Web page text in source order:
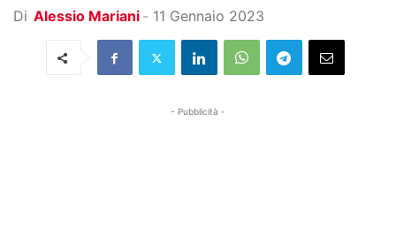
Di Alessio Mariani - 11 Gennaio 2023
- Pubblicità -